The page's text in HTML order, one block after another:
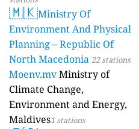
🇲🇰Ministry Of
Environment And Physical
Planning – Republic Of
North Macedonia 22 stations
Moenv.mvMinistry of
Climate Change,
Environment and Energy,
Maldives1 stations